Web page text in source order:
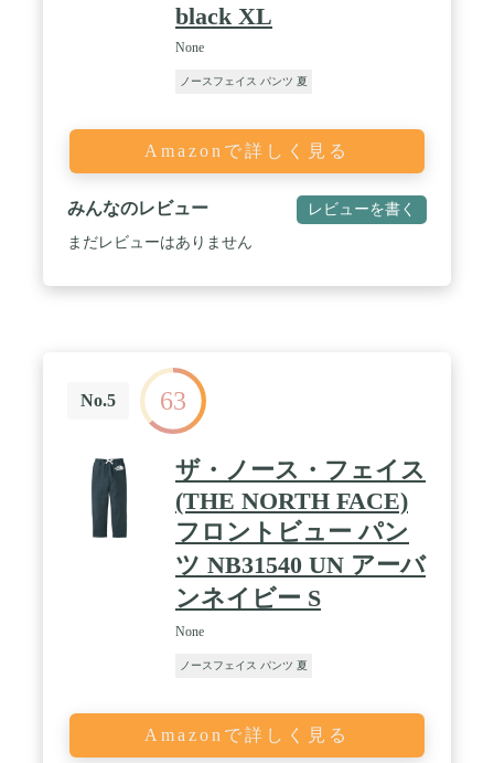
black XL
None
ノースフェイス パンツ 夏
Amazonで詳しく見る
みんなのレビュー レビューを書く
まだレビューはありません
No.5 63
ザ・ノース・フェイス
(THE NORTH FACE)
フロントビュー パン
ツ NB31540 UN アーバ
ンネイビー S
None
ノースフェイス パンツ 夏
Amazonで詳しく見る